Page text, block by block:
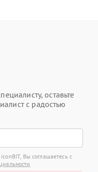
оставьте
с радостью
Вы соглашаетесь с